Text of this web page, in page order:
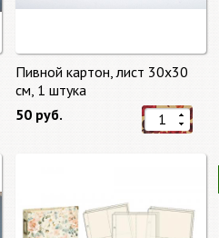
Пивной картон, лист 30х30
cм, 1 штука
50 руб.